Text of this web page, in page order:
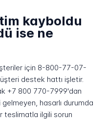
kayboldu
ise ne
için 8-800-77-07-
destek hattı işletir.
+7 800 770-7999'dan
gelmeyen, hasarlı durumda
teslimatla ilgili sorun